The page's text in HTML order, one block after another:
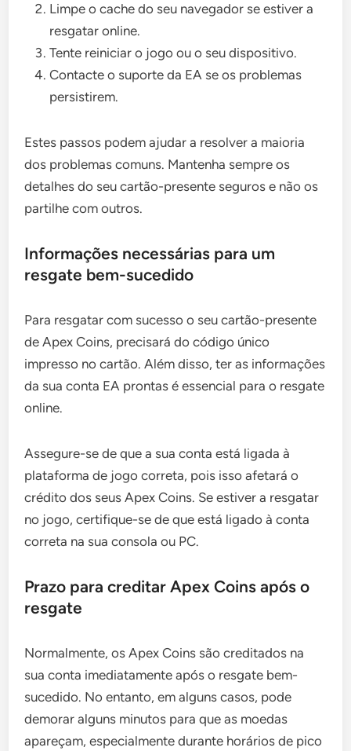
Limpe o cache do seu navegador se estiver a
resgatar online.
Tente reiniciar o jogo ou o seu dispositivo.
Contacte o suporte da EA se os problemas
persistirem.
Estes passos podem ajudar a resolver a maioria
dos problemas comuns. Mantenha sempre os
detalhes do seu cartão-presente seguros e não os
partilhe com outros.
Informações necessárias para um
resgate bem-sucedido
Para resgatar com sucesso o seu cartão-presente
de Apex Coins, precisará do código único
impresso no cartão. Além disso, ter as informações
da sua conta EA prontas é essencial para o resgate
online.
Assegure-se de que a sua conta está ligada à
plataforma de jogo correta, pois isso afetará o
crédito dos seus Apex Coins. Se estiver a resgatar
no jogo, certifique-se de que está ligado à conta
correta na sua consola ou PC.
Prazo para creditar Apex Coins após o
resgate
Normalmente, os Apex Coins são creditados na
sua conta imediatamente após o resgate bem-
sucedido. No entanto, em alguns casos, pode
demorar alguns minutos para que as moedas
apareçam, especialmente durante horários de pico